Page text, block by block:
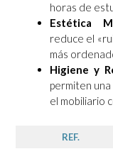
horas de
Estética
reduce el
más
Higiene y
permiten
el mobiliario
REF.